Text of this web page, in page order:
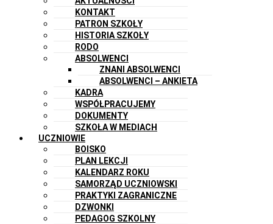
KONTAKT
PATRON SZKOŁY
HISTORIA SZKOŁY
RODO
ABSOLWENCI
ZNANI ABSOLWENCI
ABSOLWENCI – ANKIETA
KADRA
WSPÓŁPRACUJEMY
DOKUMENTY
SZKOŁA W MEDIACH
UCZNIOWIE
BOISKO
PLAN LEKCJI
KALENDARZ ROKU
SAMORZĄD UCZNIOWSKI
PRAKTYKI ZAGRANICZNE
DZWONKI
PEDAGOG SZKOLNY